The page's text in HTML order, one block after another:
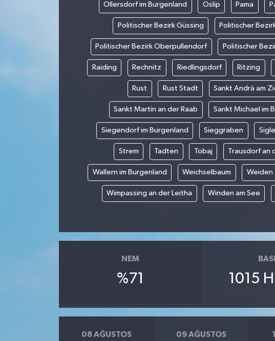
Ollersdorf im Burgenland Oslip Pama
Politischer Bezirk Güssing Politischer
Politischer Bezirk Oberpullendorf Politischer
Raiding Rechnitz Riedlingsdorf Ritzing
Rust Rust Stadt Sankt Andrä am
Sankt Martin an der Raab Sankt Michael im
Siegendorf im Burgenland Sieggraben
Strem Tadten Tobaj Trausdorf an
Wallern im Burgenland Weichselbaum Weiden
Wimpassing an der Leitha Winden am See
NEM
%71 1015
08 AĞUSTOS 09 AĞUSTOS